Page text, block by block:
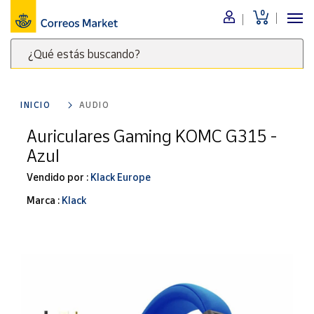
0
¿Qué estás buscando?
clave
para
buscar
productos
Correos
Menú
Nuestro
catálogo
Alimentación
Bebidas
Ocio y cultura
Juguetes y
INICIO AUDIO
Auriculares Gaming KOMC G315 -
Azul
Vendido por : Klack Europe
Marca : Klack